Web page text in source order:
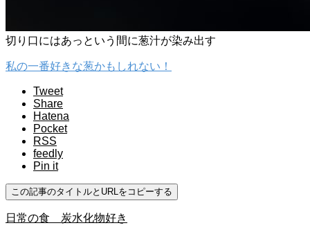
切り口にはあっという間に葱汁が染み出す
私の一番好きな葱かもしれない！
Tweet
Share
Hatena
Pocket
RSS
feedly
Pin it
この記事のタイトルとURLをコピーする
日常の食 炭水化物好き